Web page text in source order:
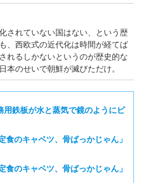
されていない国はない、という歴
、西欧式の近代化は時間が経てば
れるしかないというのが歴史的な
本のせいで朝鮮が滅びただけ。
用鉄板が水と蒸気で鏡のようにピ
食のキャベツ、骨ばっかじゃん」
食のキャベツ、骨ばっかじゃん」